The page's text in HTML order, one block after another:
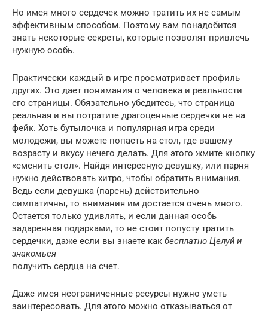
Но имея много сердечек можно тратить их не самым
эффективным способом. Поэтому вам понадобится
знать некоторые секреты, которые позволят привлечь
нужную особь.
Практически каждый в игре просматривает профиль
других. Это дает понимания о человека и реальности
его страницы. Обязательно убедитесь, что страница
реальная и вы потратите драгоценные сердечки не на
фейк. Хоть бутылочка и популярная игра среди
молодежи, вы можете попасть на стол, где вашему
возрасту и вкусу нечего делать. Для этого жмите кнопку
«сменить стол». Найдя интересную девушку, или парня
нужно действовать хитро, чтобы обратить внимания.
Ведь если девушка (парень) действительно
симпатичны, то внимания им достается очень много.
Остается только удивлять, и если данная особь
задаренная подарками, то не стоит попусту тратить
сердечки, даже если вы знаете как бесплатно Целуй и
знакомься
получить сердца на счет.
Даже имея неограниченные ресурсы нужно уметь
заинтересовать. Для этого можно отказываться от